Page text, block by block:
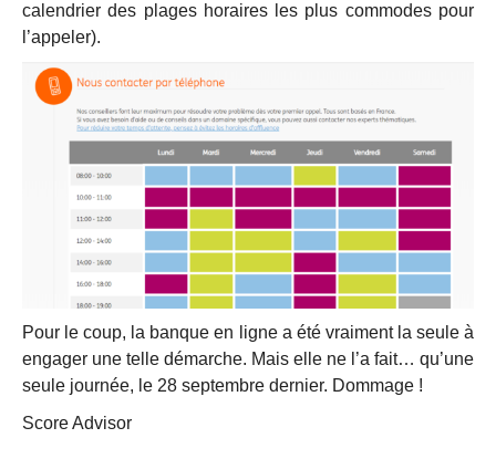
calendrier des plages horaires les plus commodes pour
l’appeler).
Pour le coup, la banque en ligne a été vraiment la seule à
engager une telle démarche. Mais elle ne l’a fait… qu’une
seule journée, le 28 septembre dernier. Dommage !
Score Advisor